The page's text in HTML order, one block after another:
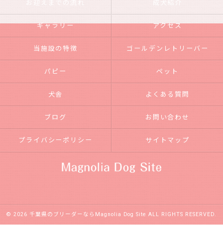
お迎えまでの流れ 成犬紹介
ギャラリー アクセス
当施設の特徴 ゴールデンレトリーバー
パピー ペット
犬舎 よくある質問
ブログ お問い合わせ
プライバシーポリシー サイトマップ
© 2026 千葉県のブリーダーならMagnolia Dog Site ALL RIGHTS RESERVED.